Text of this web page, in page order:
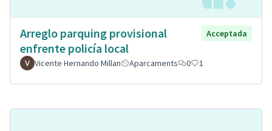
Arreglo parquing provisional
enfrente policía local
Acceptada
Vicente Hernando Millan Aparcaments 0 1